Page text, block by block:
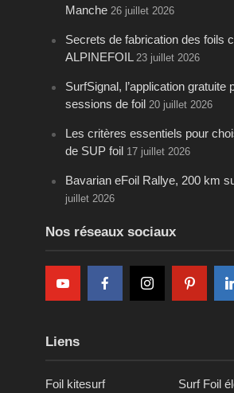
Manche 26 juillet 2026
Secrets de fabrication des foils
ALPINEFOIL 23 juillet 2026
SurfSignal, l’application gratuite
sessions de foil 20 juillet 2026
Les critères essentiels pour
de SUP foil 17 juillet 2026
Bavarian eFoil Rallye, 200 km
juillet 2026
Nos réseaux sociaux
Liens
Foil kitesurf
Surf Foil